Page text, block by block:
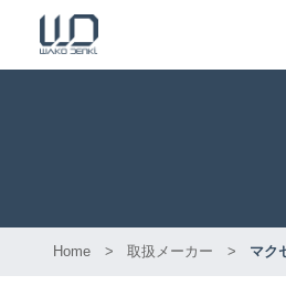
Home > 取扱メーカー > マク